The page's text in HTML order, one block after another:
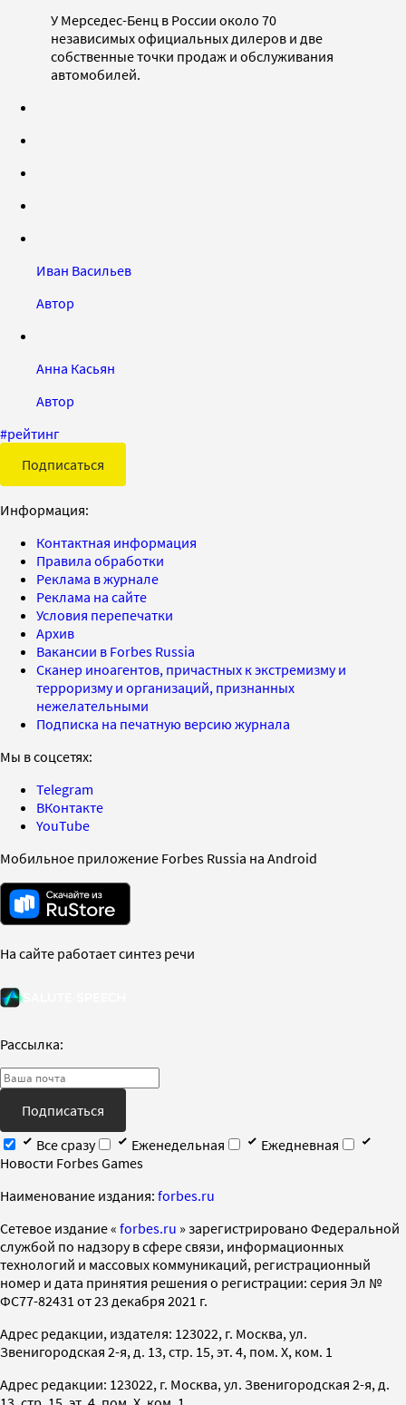
У Мерседес-Бенц в России около 70
независимых официальных дилеров и две
собственные точки продаж и обслуживания
автомобилей.
Иван Васильев
Автор
Анна Касьян
Автор
#рейтинг
Подписаться
Информация:
Контактная информация
Правила обработки
Реклама в журнале
Реклама на сайте
Условия перепечатки
Архив
Вакансии в Forbes Russia
Сканер иноагентов, причастных к экстремизму и
терроризму и организаций, признанных
нежелательными
Подписка на печатную версию журнала
Мы в соцсетях:
Telegram
ВКонтакте
YouTube
Мобильное приложение Forbes Russia на Android
На сайте работает синтез речи
Рассылка:
Подписаться
Все сразу
Еженедельная
Ежедневная
Новости Forbes Games
Наименование издания: forbes.ru
Cетевое издание « forbes.ru » зарегистрировано Федеральной
службой по надзору в сфере связи, информационных
технологий и массовых коммуникаций, регистрационный
номер и дата принятия решения о регистрации: серия Эл №
ФС77-82431 от 23 декабря 2021 г.
Адрес редакции, издателя: 123022, г. Москва, ул.
Звенигородская 2-я, д. 13, стр. 15, эт. 4, пом. X, ком. 1
Адрес редакции: 123022, г. Москва, ул. Звенигородская 2-я, д.